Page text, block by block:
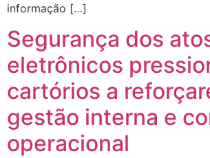
informação […]
Segurança dos
eletrônicos
cartórios a
gestão interna e
operacional